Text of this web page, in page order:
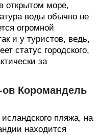
открытом море,
воды обычно не
огромной
и у туристов, ведь,
статус городского,
за
Коромандель
пляжа, на
находится